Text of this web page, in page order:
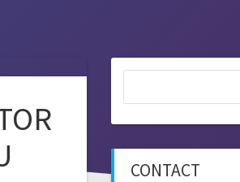
CONTACT